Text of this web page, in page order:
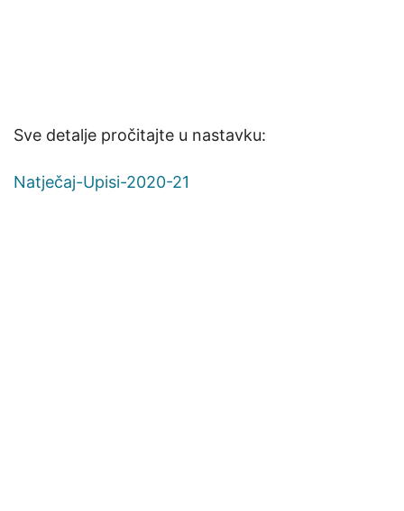
Sve detalje pročitajte u nastavku:
Natječaj-Upisi-2020-21